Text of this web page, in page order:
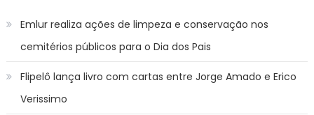
Emlur realiza ações de limpeza e conservação nos
cemitérios públicos para o Dia dos Pais
Flipelô lança livro com cartas entre Jorge Amado e Erico
Verissimo